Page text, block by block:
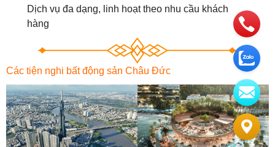
Dịch vụ đa dạng, linh hoạt theo nhu cầu khách
hàng
Các tiện nghi bất động sản Châu Đức